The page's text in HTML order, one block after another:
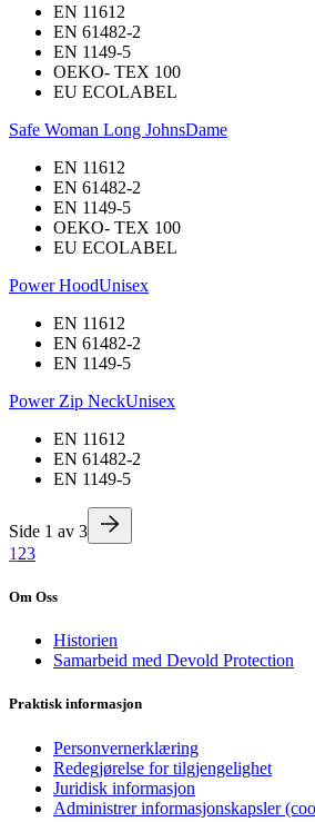
EN 11612
EN 61482-2
EN 1149-5
OEKO- TEX 100
EU ECOLABEL
Safe Woman Long JohnsDame
EN 11612
EN 61482-2
EN 1149-5
OEKO- TEX 100
EU ECOLABEL
Power HoodUnisex
EN 11612
EN 61482-2
EN 1149-5
Power Zip NeckUnisex
EN 11612
EN 61482-2
EN 1149-5
Side 1 av 3
1 23
Om Oss
Historien
Samarbeid med Devold Protection
Praktisk informasjon
Personvernerklæring
Redegjørelse for tilgjengelighet
Juridisk informasjon
Administrer informasjonskapsler